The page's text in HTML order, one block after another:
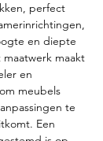
perfect
en diepte
maakt
en
meubels
te
Een